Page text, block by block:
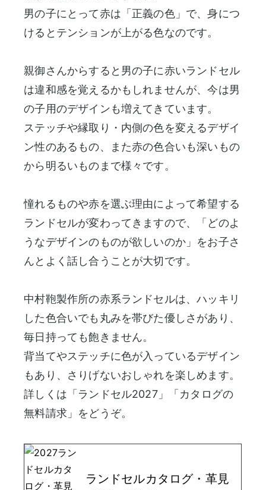
男の子にとって赤は「正義の色」で、身につ
けるとテンションが上がる色なのです。
親御さんからすると男の子に赤いランドセル
は違和感を覚えるかもしれませんが、今は男
の子用のデザインも増えてきています。
ステッチや縁取り・内側の色を変えるデザイ
ン性のあるもの、また赤の色合いも深いもの
から明るいものまで様々です。
憧れるものや赤を選ぶ理由によって希望する
ランドセルが変わってきますので、「どのよ
うなデザインのものが欲しいのか」をお子さ
んとよく話し合うことが大切です。
中村鞄製作所の赤系ランドセルは、ハッキリ
した色合いでも丸みを帯びた優しさがあり、
毎日持っても飽きません。
背当てやステッチに色が入っているデザイン
もあり、さりげないおしゃれを楽しめます。
詳しくは「ランドセル2027」「カタログの
無料請求」をどうぞ。
ランドセルカタログ・革見